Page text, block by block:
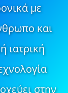
με
και
ιατρική
στην